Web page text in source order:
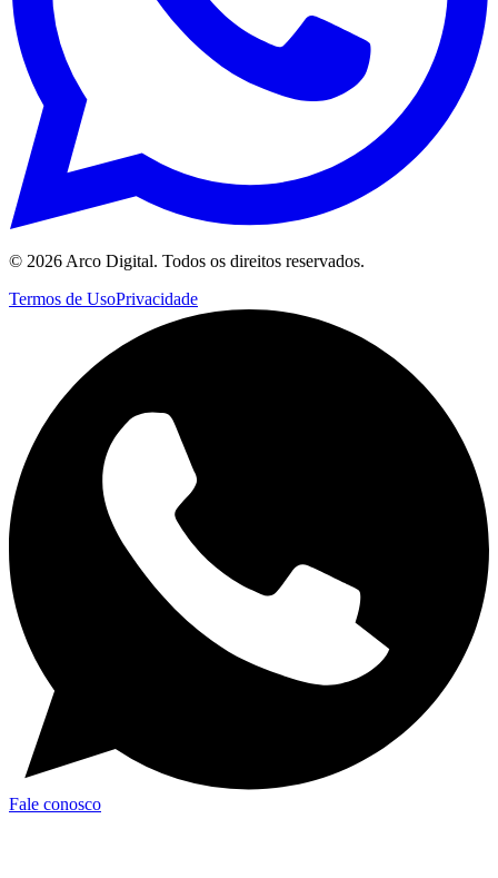
© 2026 Arco Digital. Todos os direitos reservados.
Termos de UsoPrivacidade
Fale conosco